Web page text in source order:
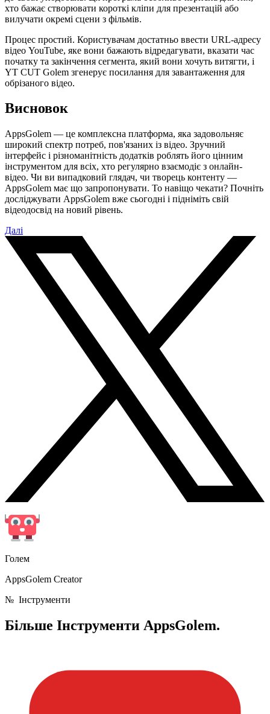
хто бажає створювати короткі кліпи для презентацій або
вилучати окремі сцени з фільмів.
Процес простий. Користувачам достатньо ввести URL-адресу
відео YouTube, яке вони бажають відредагувати, вказати час
початку та закінчення сегмента, який вони хочуть витягти, і
YT CUT Golem згенерує посилання для завантаження для
обрізаного відео.
Висновок
AppsGolem — це комплексна платформа, яка задовольняє
широкий спектр потреб, пов'язаних із відео. Зручний
інтерфейс і різноманітність додатків роблять його цінним
інструментом для всіх, хто регулярно взаємодіє з онлайн-
відео. Чи ви випадковий глядач, чи творець контенту —
AppsGolem має що запропонувати. То навіщо чекати? Почніть
досліджувати AppsGolem вже сьогодні і підніміть свій
відеодосвід на новий рівень.
Далі
Голем
AppsGolem Creator
№ Інструменти
Більше Інструменти AppsGolem.